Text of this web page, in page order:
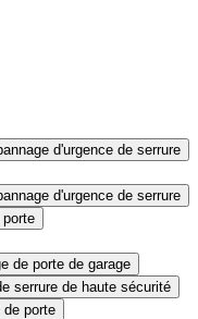
d'urgence de serrure
d'urgence de serrure
porte
de porte de garage
serrure de haute sécurité
de porte